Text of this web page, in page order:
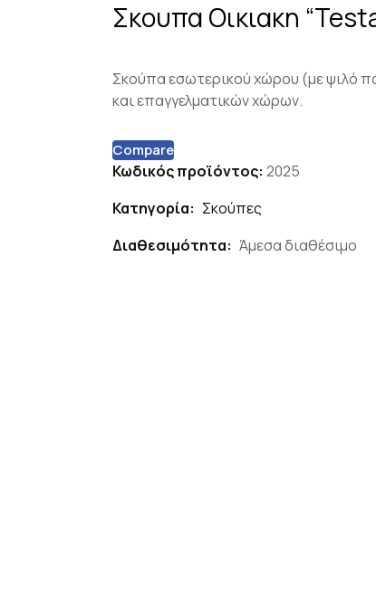
Σκουπα Οικιακη
Σκούπα εσωτερικού χώρου (με ψιλό
και επαγγελματικών χώρων.
Compare
Κωδικός προϊόντος: 2025
Κατηγορία: Σκούπες
Διαθεσιμότητα: Άμεσα διαθέσιμο